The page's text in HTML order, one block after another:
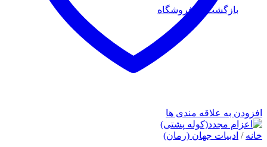
بازگشت به فروشگاه
افزودن به علاقه مندی ها
خانه / ادبیات جهان (رمان)